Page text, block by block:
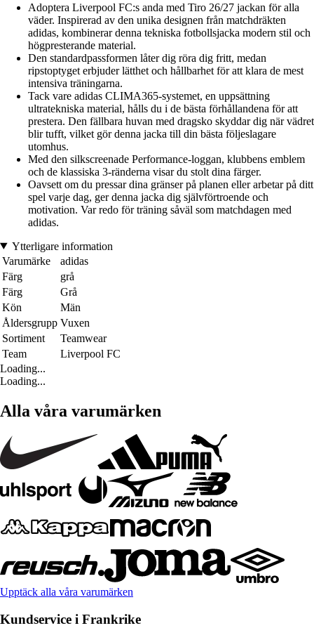
Adoptera Liverpool FC:s anda med Tiro 26/27 jackan för alla
väder. Inspirerad av den unika designen från matchdräkten
adidas, kombinerar denna tekniska fotbollsjacka modern stil och
högpresterande material.
Den standardpassformen låter dig röra dig fritt, medan
ripstoptyget erbjuder lätthet och hållbarhet för att klara de mest
intensiva träningarna.
Tack vare adidas CLIMA365-systemet, en uppsättning
ultratekniska material, hålls du i de bästa förhållandena för att
prestera. Den fällbara huvan med dragsko skyddar dig när vädret
blir tufft, vilket gör denna jacka till din bästa följeslagare
utomhus.
Med den silkscreenade Performance-loggan, klubbens emblem
och de klassiska 3-ränderna visar du stolt dina färger.
Oavsett om du pressar dina gränser på planen eller arbetar på ditt
spel varje dag, ger denna jacka dig självförtroende och
motivation. Var redo för träning såväl som matchdagen med
adidas.
Ytterligare information
Varumärke
adidas
Färg
grå
Färg
Grå
Kön
Män
Åldersgrupp Vuxen
Sortiment
Teamwear
Team
Liverpool FC
Loading...
Loading...
Alla våra varumärken
Upptäck alla våra varumärken
Kundservice i Frankrike